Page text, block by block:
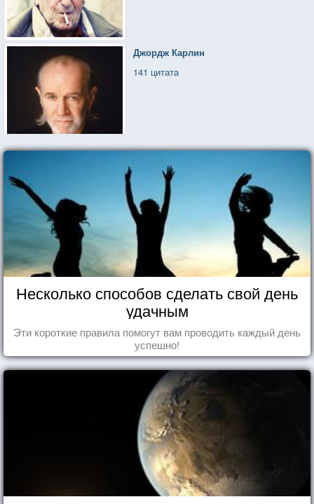
Джордж Карлин
141 цитата
Несколько способов сделать свой день
удачным
Эти короткие правила помогут вам проводить каждый день
успешно!